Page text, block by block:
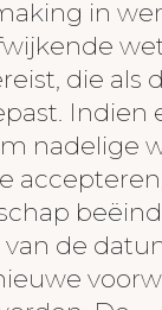
in
die als
Indien
nadelige
de